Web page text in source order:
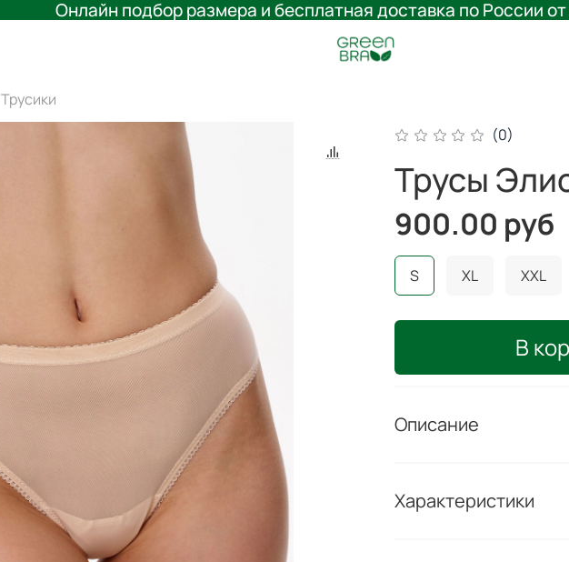
Онлайн подбор размера и бесплатная доставка по России
Трусики
(0)
Трусы
900.00 руб
В
S XL XXL
Описание
Характеристики